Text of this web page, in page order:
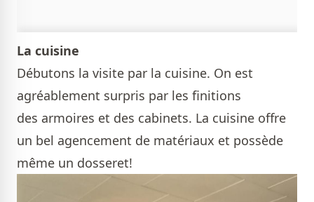
La cuisine
Débutons la visite par la cuisine. On est
agréablement surpris par les finitions
des armoires et des cabinets. La cuisine offre
un bel agencement de matériaux et possède
même un dosseret!